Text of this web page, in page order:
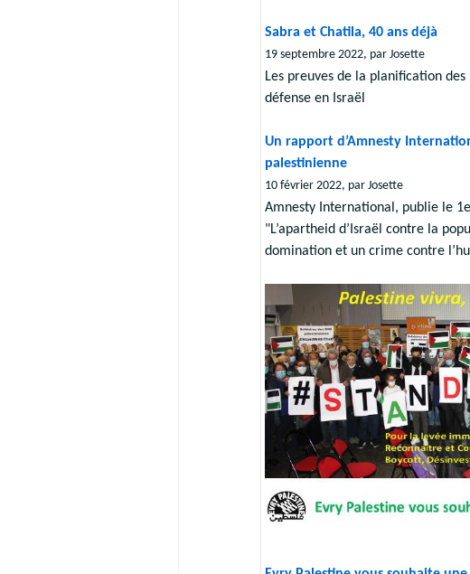
Sabra et Chatila, 40 ans déjà
19 septembre 2022, par Josette
Les preuves de la planification
défense en Israël
Un rapport d’Amnesty
palestinienne
10 février 2022, par Josette
Amnesty International, publie le
"L’apartheid d’Israël contre la
domination et un crime contre